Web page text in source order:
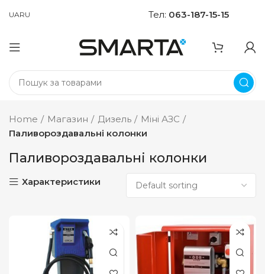
UARU Тел: 063-187-15-15
Home Магазин Дизель
Міні АЗС
Паливороздавальні колонки
Паливороздавальні колонки
Характеристики